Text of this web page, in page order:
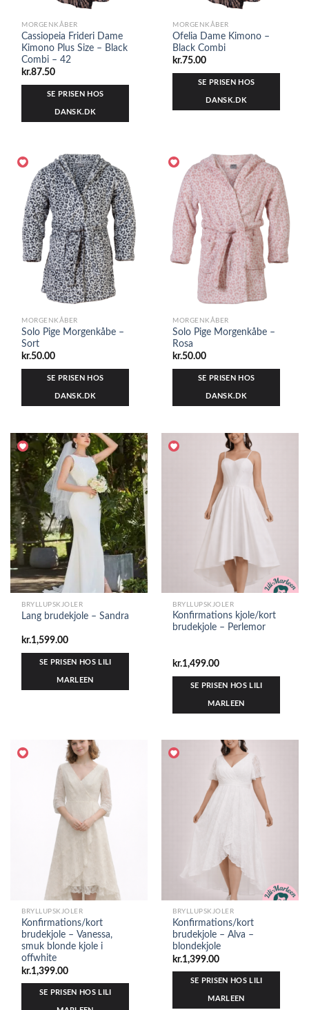
MORGENKÅBER
Cassiopeia Frideri Dame
Kimono Plus Size – Black
Combi – 42
kr.87.50
SE PRISEN HOS
DANSK.DK
MORGENKÅBER
Ofelia Dame Kimono –
Black Combi
kr.75.00
SE PRISEN HOS
DANSK.DK
MORGENKÅBER
Solo Pige Morgenkåbe –
Sort
kr.50.00
SE PRISEN HOS
DANSK.DK
MORGENKÅBER
Solo Pige Morgenkåbe –
Rosa
kr.50.00
SE PRISEN HOS
DANSK.DK
BRYLLUPSKJOLER
Lang brudekjole – Sandra
kr.1,599.00
SE PRISEN HOS LILI
MARLEEN
BRYLLUPSKJOLER
Konfirmations kjole/kort
brudekjole – Perlemor
kr.1,499.00
SE PRISEN HOS LILI
MARLEEN
BRYLLUPSKJOLER
Konfirmations/kort
brudekjole – Vanessa,
smuk blonde kjole i
offwhite
kr.1,399.00
SE PRISEN HOS LILI
BRYLLUPSKJOLER
Konfirmations/kort
brudekjole – Alva –
blondekjole
kr.1,399.00
SE PRISEN HOS LILI
MARLEEN